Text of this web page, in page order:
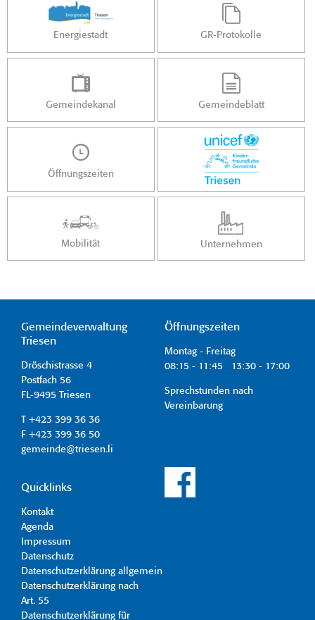
Energiestadt GR-Protokolle
Gemeindekanal Gemeindeblatt
Öffnungszeiten
Mobilität Unternehmen
Gemeindeverwaltung
Triesen
Dröschistrasse 4
Postfach 56
FL-9495 Triesen
T +423 399 36 36
F +423 399 36 50
gemeinde@triesen.li
Öffnungszeiten
Montag - Freitag
08:15 - 11:45 13:30 - 17:00
Sprechstunden nach
Vereinbarung
Quicklinks
Kontakt
Agenda
Impressum
Datenschutz
Datenschutzerklärung allgemein
Datenschutzerklärung nach
Art. 55
Datenschutzerklärung für